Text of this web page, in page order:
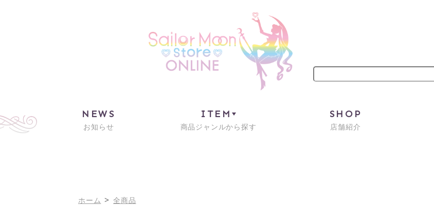
NEWS
お知らせ
ITEM
商品ジャンルから探す
SHOP
店舗紹介
ホーム > 全商品